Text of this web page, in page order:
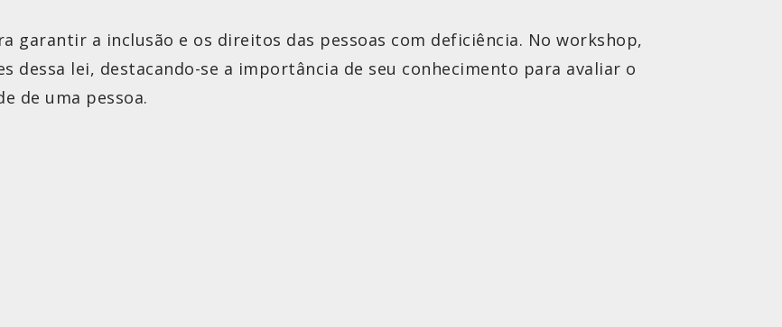
garantir a inclusão e os direitos das pessoas com deficiência. No workshop,
dessa lei, destacando-se a importância de seu conhecimento para avaliar o
de uma pessoa.